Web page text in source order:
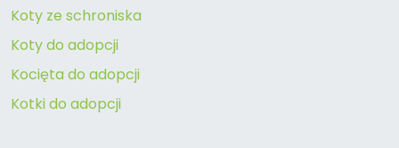
Koty ze schroniska
Koty do adopcji
Kocięta do adopcji
Kotki do adopcji